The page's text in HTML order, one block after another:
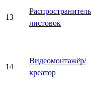
13
Распространитель
листовок
14
Видеомонтажёр/
креатор